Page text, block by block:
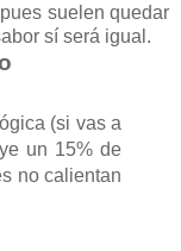
suelen quedar
sí será igual.
(si vas a
un 15% de
no calientan